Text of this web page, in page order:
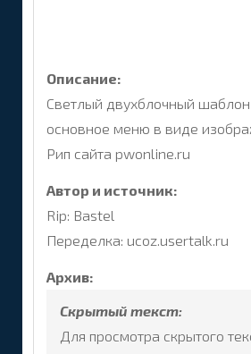
Описание:
Светлый двухблочный
основное меню в виде
Рип сайта pwonline.ru
Автор и источник:
Rip: Bastel
Переделка: ucoz.usertalk.ru
Архив:
Скрытый текст:
Для просмотра скрытого